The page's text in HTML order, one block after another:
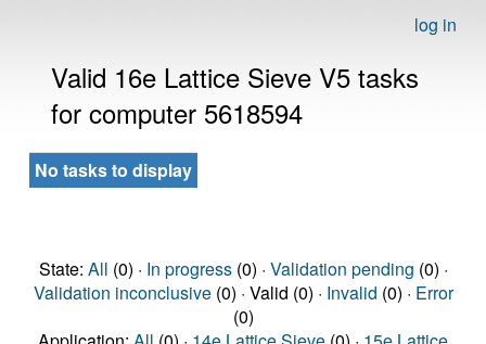
log in
Valid 16e Lattice Sieve V5 tasks
for computer 5618594
No tasks to display
State: All (0) · In progress(0) · Validation pending (0) ·
Validation inconclusive(0) · Valid (0) · Invalid (0) · Error
(0)